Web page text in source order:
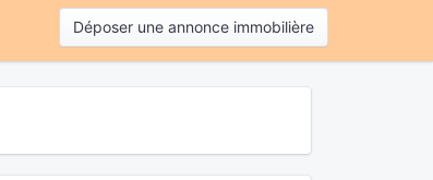
Déposer une annonce immobilière